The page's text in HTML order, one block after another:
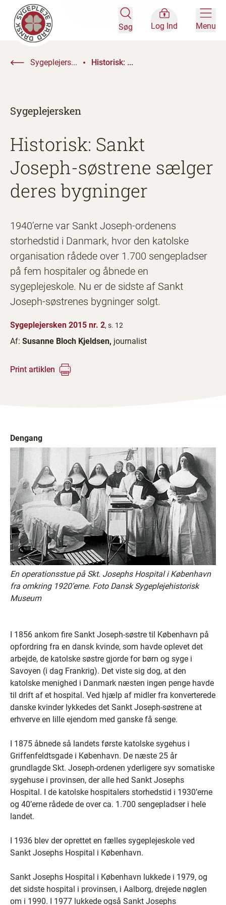
Søg Log Ind Menu
Sygeplejers... Historisk: ...
Sygeplejersken
Historisk: Sankt
Joseph-søstrene sælger
deres bygninger
1940’erne var Sankt Joseph-ordenens
storhedstid i Danmark, hvor den katolske
organisation rådede over 1.700 sengepladser
på fem hospitaler og åbnede en
sygeplejeskole. Nu er de sidste af Sankt
Joseph-søstrenes bygninger solgt.
Sygeplejersken 2015 nr. 2, s. 12
Af: Susanne Bloch Kjeldsen, journalist
Print artiklen
Dengang
En operationsstue på Skt. Josephs Hospital i København
fra omkring 1920’erne. Foto Dansk Sygeplejehistorisk
Museum
I 1856 ankom fire Sankt Joseph-søstre til København på
opfordring fra en dansk kvinde, som havde oplevet det
arbejde, de katolske søstre gjorde for børn og syge i
Savoyen (i dag Frankrig). Det viste sig dog, at den
katolske menighed i Danmark næsten ingen penge havde
til drift af et hospital. Ved hjælp af midler fra konverterede
danske kvinder lykkedes det Sankt Joseph-søstrene at
erhverve en lille ejendom med ganske få senge.
I 1875 åbnede så landets første katolske sygehus i
Griffenfeldtsgade i København. De næste 25 år
grundlagde Skt. Joseph-ordenen yderligere syv somatiske
sygehuse i provinsen, der alle hed Sankt Josephs
Hospital. I de katolske hospitalers storhedstid i 1930’erne
og 40’erne rådede de over ca. 1.700 sengepladser i hele
landet.
I 1936 blev der oprettet en fælles sygeplejeskole ved
Sankt Josephs Hospital i København.
Sankt Josephs Hospital i København lukkede i 1979, og
det sidste hospital i provinsen, i Aalborg, drejede nøglen
om i 1990. I 1977 lukkede også Sankt Josephs